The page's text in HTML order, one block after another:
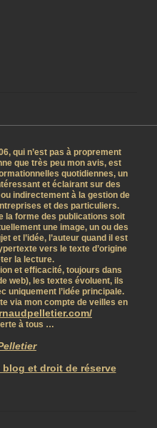
qui n’est pas à proprement
que très peu mon avis, est
quotidiennes, un
et éclairant sur des
indirectement à la gestion de
et des particuliers.
la forme des publications soit
une image, un ou des
et l’idée, l’auteur quand il est
vers le texte d’origine
la lecture.
et efficacité, toujours dans
web), les textes évoluent, ils
uniquement l’idée principale.
via mon compte de veilles en
à tous …
et droit de réserve